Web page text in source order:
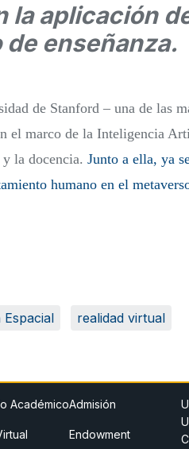
la aplicación
enseñanza.
de Stanford – una de las
el marco de la Inteligencia
la docencia. Junto a ella, ya
humano en el
realidad virtual
AcadémicoAdmisión
Endowment